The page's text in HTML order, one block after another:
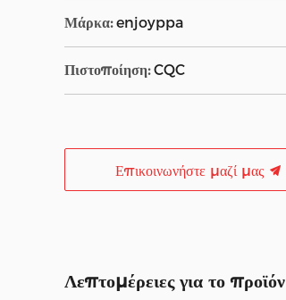
Μάρκα: enjoyppa
Πιστοποίηση: CQC
Επικοινωνήστε μαζί μας
Λεπτομέρειες για το προϊόν